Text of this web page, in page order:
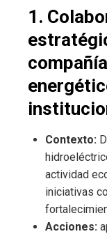
1.
Contexto:
actividad
iniciativas
Acciones: